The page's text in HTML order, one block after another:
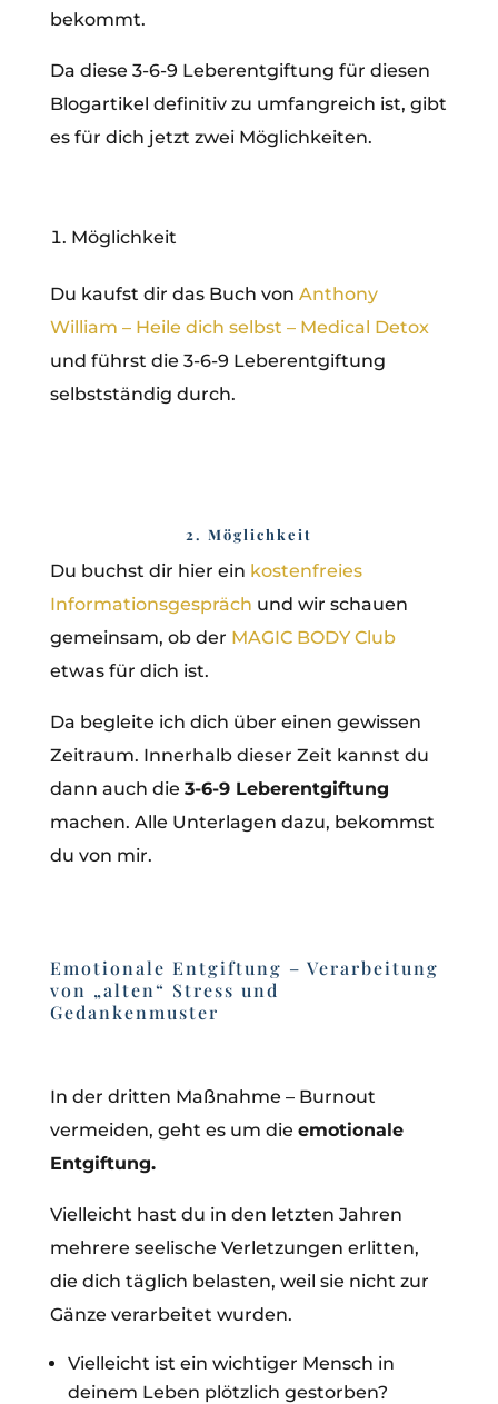
bekommt.
Da diese 3-6-9 Leberentgiftung für diesen
Blogartikel definitiv zu umfangreich ist, gibt
es für dich jetzt zwei Möglichkeiten.
Möglichkeit
Du kaufst dir das Buch von Anthony
William – Heile dich selbst – Medical Detox
und führst die 3-6-9 Leberentgiftung
selbstständig durch.
2. Möglichkeit
Du buchst dir hier ein kostenfreies
Informationsgespräch und wir schauen
gemeinsam, ob der MAGIC BODY Club
etwas für dich ist.
Da begleite ich dich über einen gewissen
Zeitraum. Innerhalb dieser Zeit kannst du
dann auch die 3-6-9 Leberentgiftung
machen. Alle Unterlagen dazu, bekommst
du von mir.
Emotionale Entgiftung – Verarbeitung
von „alten“ Stress und
Gedankenmuster
In der dritten Maßnahme – Burnout
vermeiden, geht es um die emotionale
Entgiftung.
Vielleicht hast du in den letzten Jahren
mehrere seelische Verletzungen erlitten,
die dich täglich belasten, weil sie nicht zur
Gänze verarbeitet wurden.
Vielleicht ist ein wichtiger Mensch in
deinem Leben plötzlich gestorben?